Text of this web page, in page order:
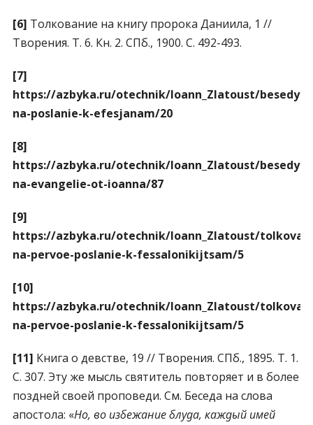
[6] Толкование на книгу пророка Даниила, 1 //
Творения. Т. 6. Кн. 2. СПб., 1900. С. 492-493.
[7]
https://azbyka.ru/otechnik/Ioann_Zlatoust/besedy-
na-poslanie-k-efesjanam/20
[8]
https://azbyka.ru/otechnik/Ioann_Zlatoust/besedy-
na-evangelie-ot-ioanna/87
[9]
https://azbyka.ru/otechnik/Ioann_Zlatoust/
na-pervoe-poslanie-k-fessalonikijtsam/5
[10]
https://azbyka.ru/otechnik/Ioann_Zlatoust/
na-pervoe-poslanie-k-fessalonikijtsam/5
[11] Книга о девстве, 19 // Творения. СПб., 1895. Т. 1.
С. 307. Эту же мысль святитель повторяет и в более
поздней своей проповеди. См. Беседа на слова
апостола: «Но, во избежание блуда, каждый имей